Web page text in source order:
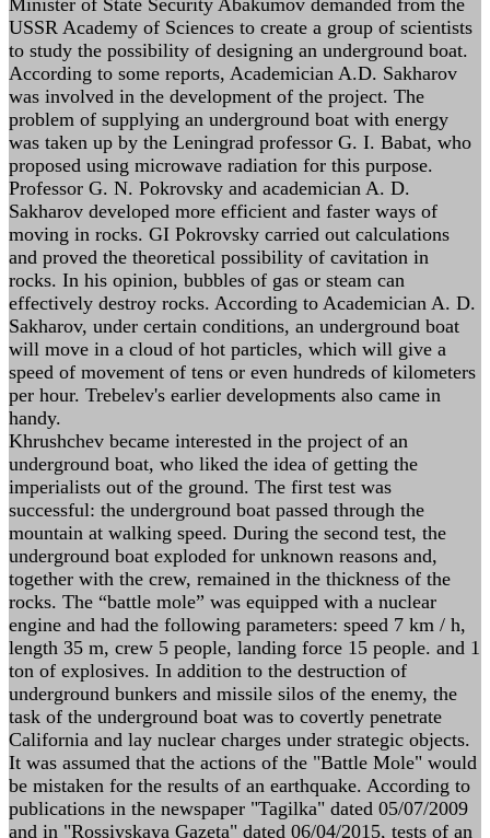
Minister of State Security Abakumov demanded from the
USSR Academy of Sciences to create a group of scientists
to study the possibility of designing an underground boat.
According to some reports, Academician A.D. Sakharov
was involved in the development of the project. The
problem of supplying an underground boat with energy
was taken up by the Leningrad professor G. I. Babat, who
proposed using microwave radiation for this purpose.
Professor G. N. Pokrovsky and academician A. D.
Sakharov developed more efficient and faster ways of
moving in rocks. GI Pokrovsky carried out calculations
and proved the theoretical possibility of cavitation in
rocks. In his opinion, bubbles of gas or steam can
effectively destroy rocks. According to Academician A. D.
Sakharov, under certain conditions, an underground boat
will move in a cloud of hot particles, which will give a
speed of movement of tens or even hundreds of kilometers
per hour. Trebelev's earlier developments also came in
handy.
Khrushchev became interested in the project of an
underground boat, who liked the idea of getting the
imperialists out of the ground. The first test was
successful: the underground boat passed through the
mountain at walking speed. During the second test, the
underground boat exploded for unknown reasons and,
together with the crew, remained in the thickness of the
rocks. The “battle mole” was equipped with a nuclear
engine and had the following parameters: speed 7 km / h,
length 35 m, crew 5 people, landing force 15 people. and 1
ton of explosives. In addition to the destruction of
underground bunkers and missile silos of the enemy, the
task of the underground boat was to covertly penetrate
California and lay nuclear charges under strategic objects.
It was assumed that the actions of the "Battle Mole" would
be mistaken for the results of an earthquake. According to
publications in the newspaper "Tagilka" dated 05/07/2009
and in "Rossiyskaya Gazeta" dated 06/04/2015, tests of an